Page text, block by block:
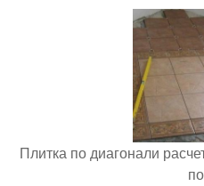
Плитка по диагонали